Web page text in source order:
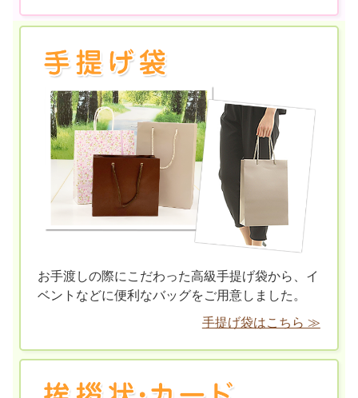
お手渡しの際にこだわった高級手提げ袋から、イ
ベントなどに便利なバッグをご用意しました。
手提げ袋はこちら ≫